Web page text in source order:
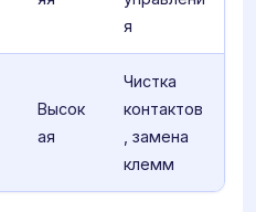
я
Высок
ая
Чистка
контактов
, замена
клемм